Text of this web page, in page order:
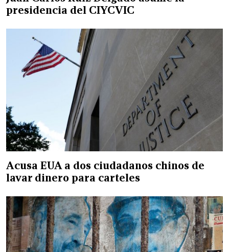
presidencia del CIYCVIC
Acusa EUA a dos ciudadanos chinos de
lavar dinero para carteles